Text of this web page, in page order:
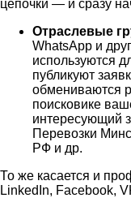
цепочки — и сразу
Отраслевые
WhatsApp и
используются
публикуют
обмениваются
поисковике
интересующий
Перевозки
РФ и др.
То же касается и
LinkedIn, Facebook,